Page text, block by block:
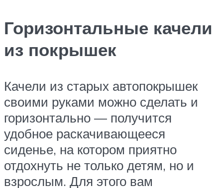
Горизонтальные качели
из покрышек
Качели из старых автопокрышек
своими руками можно сделать и
горизонтально — получится
удобное раскачивающееся
сиденье, на котором приятно
отдохнуть не только детям, но и
взрослым. Для этого вам